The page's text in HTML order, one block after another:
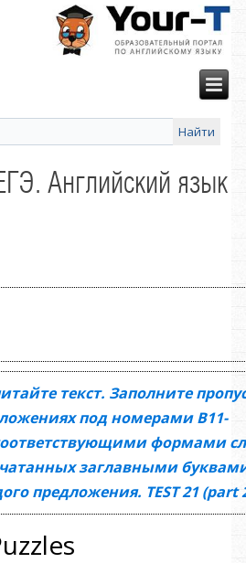
Английский язык
текст. Заполните
под номерамиВ11-
формами
заглавными
предложения. TEST21(part